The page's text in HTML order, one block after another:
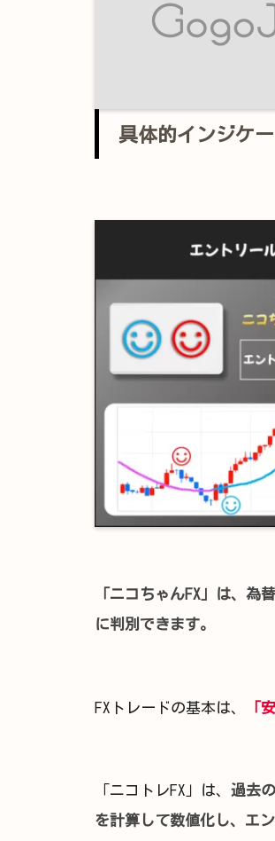
具体的インジケ
「ニコちゃんFX」は、
に判別できます。
FXトレードの基本は、 「
「ニコトレFX」は、 過去
を計算して数値化し、エ